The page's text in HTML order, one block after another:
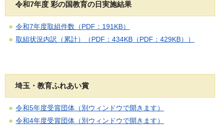
令和7年度 彩の国教育の日実施結果
令和7年度取組件数（PDF：191KB）
取組状況内訳（累計）（PDF：434KB（PDF：429KB）
）
埼玉・教育ふれあい賞
令和5年度受賞団体（別ウィンドウで開きます）
令和4年度受賞団体（別ウィンドウで開きます）